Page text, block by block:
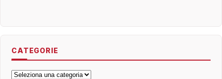
CATEGORIE
Categorie